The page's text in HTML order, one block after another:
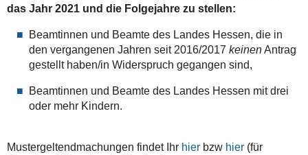
das Jahr 2021 und die Folgejahre zu stellen:
Beamtinnen und Beamte des Landes Hessen, die in
den vergangenen Jahren seit 2016/2017 keinenAntrag
gestellt haben/in Widerspruch gegangen sind,
Beamtinnen und Beamte des Landes Hessen mit drei
oder mehr Kindern.
Mustergeltendmachungen findet Ihr hier bzw hier(für